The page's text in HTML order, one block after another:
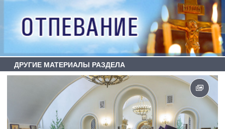
ДРУГИЕ МАТЕРИАЛЫ РАЗДЕЛА